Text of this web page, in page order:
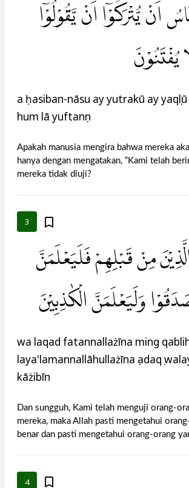
اَنْ يُّتْرَكُوْٓا اَنْ يَّقُوْلُوْٓا
يُفْتَنُوْنَ
a ḥasiban-nāsu ay yutrakū ay
hum lā yuftanụn
Apakah manusia mengira bahwa mereka
hanya dengan mengatakan, “Kami telah
mereka tidak diuji?
3
مِنْ قَبْلِهِمْ فَلَيَعْلَمَنَّ
وَلَيَعْلَمَنَّ الْكٰذِبِيْنَ
wa laqad fatannallażīna ming
laya'lamannallāhullażīna ṣadaqụ
kāżibīn
Dan sungguh, Kami telah menguji orang-
mereka, maka Allah pasti mengetahui
benar dan pasti mengetahui orang-orang
4